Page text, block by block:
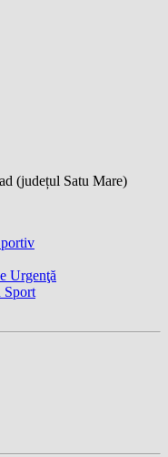
(județul Satu Mare)